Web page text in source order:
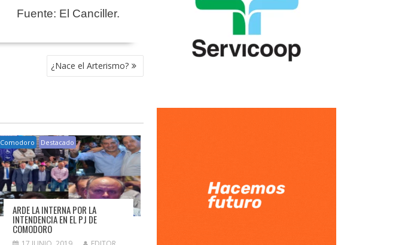
Fuente: El Canciller.
¿Nace el Arterismo?
Comodoro Destacado
ARDE LA INTERNA POR LA
INTENDENCIA EN EL PJ DE
COMODORO